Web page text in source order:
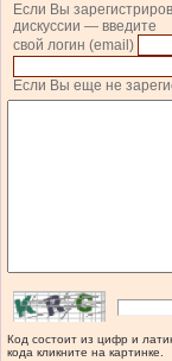
Если Вы
дискуссии — введите
свой логин (email)
Если Вы еще не
Код состоит из цифр и
кода кликните на картинке.